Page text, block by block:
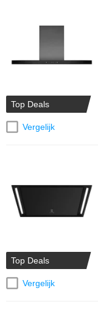
Top Deals
Vergelijk
Top Deals
Vergelijk